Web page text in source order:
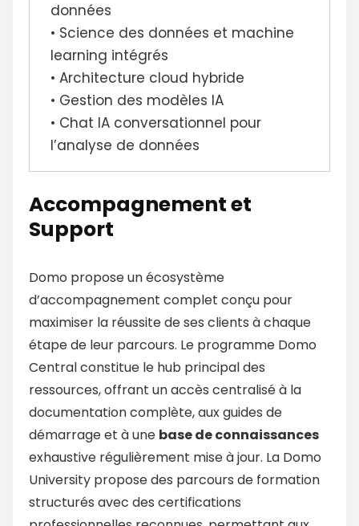
données
• Science des données et machine
learning intégrés
• Architecture cloud hybride
• Gestion des modèles IA
• Chat IA conversationnel pour
l’analyse de données
Accompagnement et
Support
Domo propose un écosystème
d’accompagnement complet conçu pour
maximiser la réussite de ses clients à chaque
étape de leur parcours. Le programme Domo
Central constitue le hub principal des
ressources, offrant un accès centralisé à la
documentation complète, aux guides de
démarrage et à une base de connaissances
exhaustive régulièrement mise à jour. La Domo
University propose des parcours de formation
structurés avec des certifications